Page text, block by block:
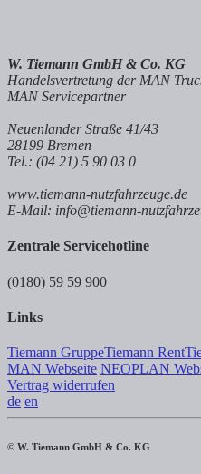
W. Tiemann GmbH & Co. KG
Handelsvertretung der MAN
MAN Servicepartner
Neuenlander Straße 41/43
28199 Bremen
Tel.: (04 21) 5 90 03 0
www.tiemann-nutzfahrzeuge.de
E-Mail: info@tiemann-
Zentrale Servicehotline
(0180) 59 59 900
Links
Tiemann GruppeTiemann Rent
MAN Webseite NEOPLAN
Vertrag widerrufen
de en
© W. Tiemann GmbH & Co. KG